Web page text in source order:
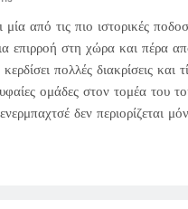
από τις πιο ιστορικές
επιρροή στη χώρα και πέρα
πολλές διακρίσεις και
ομάδες στον τομέα του
δεν περιορίζεται